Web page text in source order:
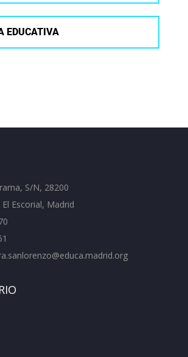
EDUCATIVA
S/N, 28200
Escorial, Madrid